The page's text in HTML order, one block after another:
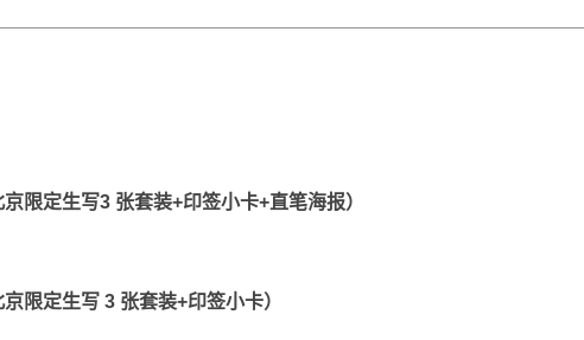
京限定生写3 张套装+印签小卡+直笔海报）
限定生写 3 张套装+印签小卡）